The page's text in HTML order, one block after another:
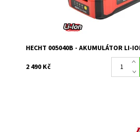
HECHT 005040B - AKUMULÁTOR LI-
2 490 Kč